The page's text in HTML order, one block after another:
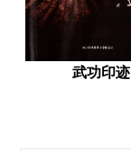
武功印迹